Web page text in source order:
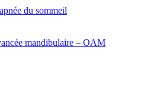
du sommeil
mandibulaire – OAM